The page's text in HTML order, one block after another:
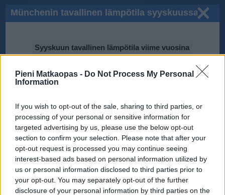
Pieni Matkaopas - Do Not Process My Personal
Information
If you wish to opt-out of the sale, sharing to third parties, or
processing of your personal or sensitive information for
targeted advertising by us, please use the below opt-out
section to confirm your selection. Please note that after your
opt-out request is processed you may continue seeing
interest-based ads based on personal information utilized by
us or personal information disclosed to third parties prior to
your opt-out. You may separately opt-out of the further
disclosure of your personal information by third parties on the
Münchenin tavallinen lämpötila syyskuussa
Syyskuun tavallinen lämpötila viime vuosina
2017
2016
2015
2014
2013
2011
2010
5℃
10℃
15℃